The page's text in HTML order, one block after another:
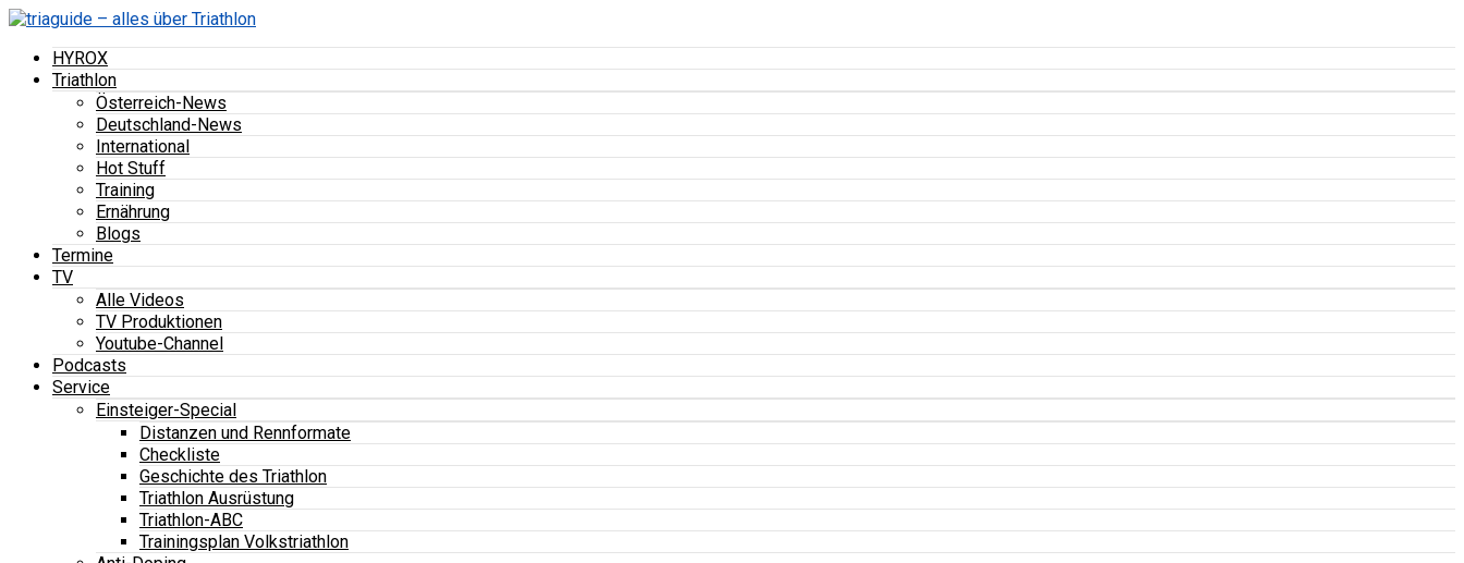
HYROX
Triathlon
Österreich-News
Deutschland-News
International
Hot Stuff
Training
Ernährung
Blogs
Termine
TV
Alle Videos
TV Produktionen
Youtube-Channel
Podcasts
Service
Einsteiger-Special
Distanzen und Rennformate
Checkliste
Geschichte des Triathlon
Triathlon Ausrüstung
Triathlon-ABC
Trainingsplan Volkstriathlon